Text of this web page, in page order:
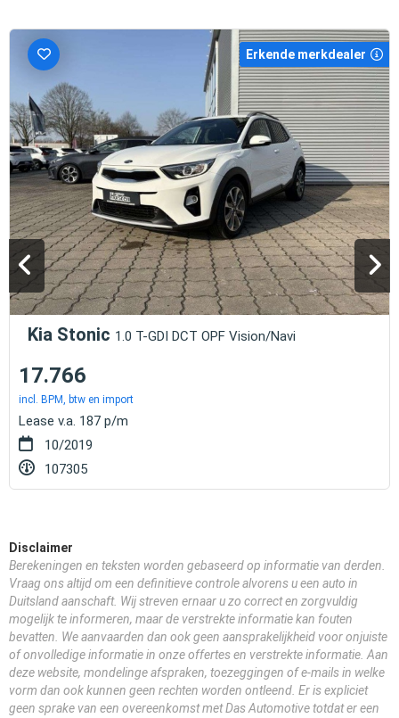
Erkende merkdealer
Kia Stonic 1.0 T-GDI DCT OPF Vision/Navi
17.766
incl. BPM, btw en import
Lease v.a. 187 p/m
10/2019
107305
Disclaimer
Berekeningen en teksten worden gebaseerd op informatie van derden.
Vraag ons altijd om een definitieve controle alvorens u een auto in
Duitsland aanschaft. Wij streven ernaar u zo correct en zorgvuldig
mogelijk te informeren, maar de verstrekte informatie kan fouten
bevatten. We aanvaarden dan ook geen aansprakelijkheid voor onjuiste
of onvolledige informatie in onze offertes en verstrekte informatie. Aan
deze website, mondelinge afspraken, toezeggingen of e-mails in welke
vorm dan ook kunnen geen rechten worden ontleend. Er is expliciet
geen sprake van een overeenkomst met Das Automotive totdat er een